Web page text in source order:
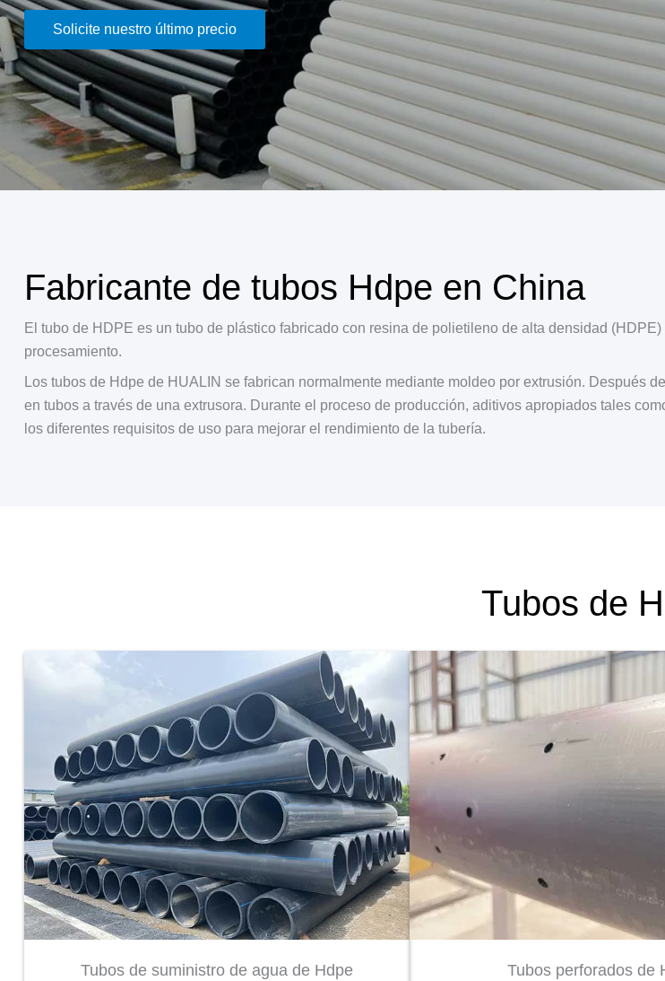
Solicite nuestro último precio
Fabricante de tubos Hdpe en China
El tubo de HDPE es un tubo de plástico fabricado con resina de polietileno de alta densidad
procesamiento.
Los tubos de Hdpe de HUALIN se fabrican normalmente mediante moldeo por extrusión. Después
en tubos a través de una extrusora. Durante el proceso de producción, aditivos apropiados tales
los diferentes requisitos de uso para mejorar el rendimiento de la tubería.
Tubos de
Tubos de suministro de agua de Hdpe Tubos perforados de